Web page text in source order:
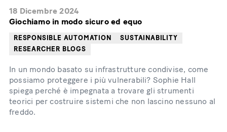
18 Dicembre 2024
Giochiamo in modo sicuro ed equo
RESPONSIBLE AUTOMATION
SUSTAINABILITY
RESEARCHER BLOGS
In un mondo basato su infrastrutture condivise, come
possiamo proteggere i più vulnerabili? Sophie Hall
spiega perché è impegnata a trovare gli strumenti
teorici per costruire sistemi che non lascino nessuno al
freddo.